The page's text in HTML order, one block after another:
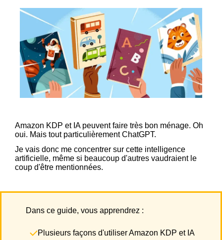
Amazon KDP et IA peuvent faire très bon ménage. Oh
oui. Mais tout particulièrement ChatGPT.
Je vais donc me concentrer sur cette intelligence
artificielle, même si beaucoup d'autres vaudraient le
coup d'être mentionnées.
Dans ce guide, vous apprendrez :
Plusieurs façons d'utiliser Amazon KDP et IA